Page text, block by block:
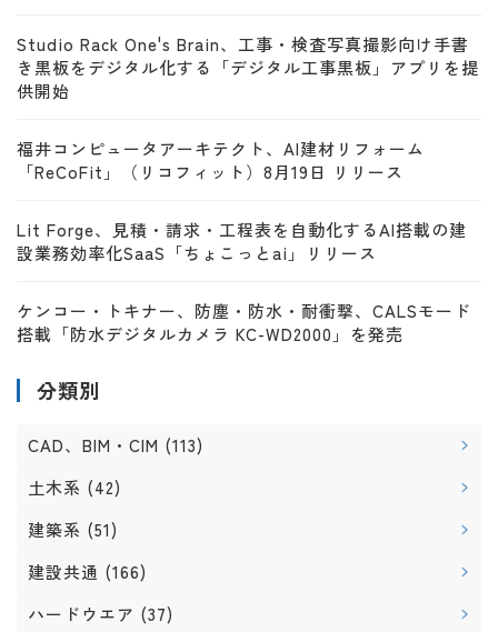
Studio Rack One's Brain、工事・検査写真撮影向け手書
き黒板をデジタル化する「デジタル工事黒板」アプリを提
供開始
福井コンピュータアーキテクト、AI建材リフォーム
「ReCoFit」（リコフィット）8月19日 リリース
Lit Forge、見積・請求・工程表を自動化するAI搭載の建
設業務効率化SaaS「ちょこっとai」リリース
ケンコー・トキナー、防塵・防水・耐衝撃、CALSモード
搭載「防水デジタルカメラ KC-WD2000」を発売
分類別
CAD、BIM・CIM (113)
土木系 (42)
建築系 (51)
建設共通 (166)
ハードウエア (37)